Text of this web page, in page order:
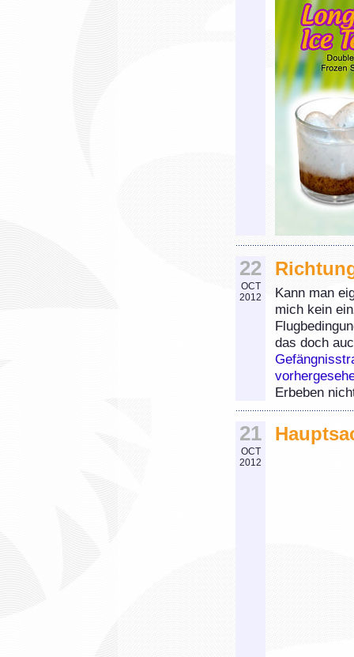
22
OCT
2012
Kann man
mich kein
das doch
Erbeben
21
OCT
2012